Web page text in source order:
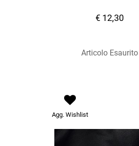
€ 12,30
Articolo Esaurito
Agg. Wishlist